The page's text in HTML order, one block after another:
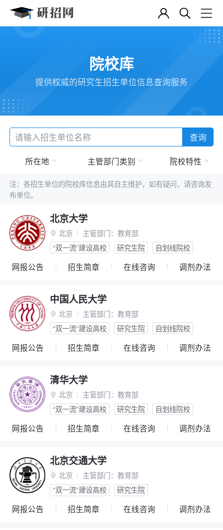
院校库
提供权威的研究生招生单位信息查询服务
查询
所在地 主管部门类别 院校特性
注：各招生单位的院校库信息由其自主维护，如有疑问，请咨询发
布单位。
北京大学
 北京 主管部门： 教育部
“双一流”建设高校
研究生院 自划线院校
网报公告 招生简章 在线咨询 调剂办法
中国人民大学
 北京 主管部门： 教育部
“双一流”建设高校
研究生院 自划线院校
网报公告 招生简章 在线咨询 调剂办法
清华大学
 北京 主管部门： 教育部
“双一流”建设高校
研究生院 自划线院校
网报公告 招生简章 在线咨询 调剂办法
北京交通大学
 北京 主管部门： 教育部
“双一流”建设高校
研究生院
网报公告 招生简章 在线咨询 调剂办法